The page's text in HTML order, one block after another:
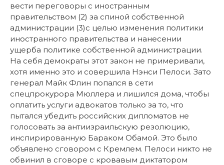
вести переговоры с иностранным
правительством (2) за спиной собственной
администрации (3)с целью изменения политики
иностранного правительства и нанесении
ущерба политике собственной администрации.
На себя демократы этот закон не примеривали,
хотя именно это и совершила Нэнси Пелоси. Зато
генерал Майк Флин попался в сети
спецпрокурора Мюллера и лишился дома, чтобы
оплатить услуги адвокатов только за то, что
пытался убедить российских дипломатов не
голосовать за антиизраильскую резолюцию,
инспирированную Бараком Обамой. Это было
объявлено сговором с Кремлем. Пелоси никто не
обвинил в сговоре с кровавым диктатором